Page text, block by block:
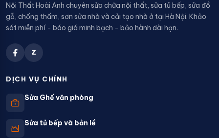
Nội Thất Hoài Anh chuyên sửa chữa nội thất, sửa tủ bếp, sửa đồ
gỗ, chống thấm, sơn sửa nhà và cải tạo nhà ở tại Hà Nội. Khảo
sát miễn phí - báo giá minh bạch - bảo hành dài hạn.
Z
DỊCH VỤ CHÍNH
Sửa Ghế văn phòng
Sửa tủ bếp và bản lề